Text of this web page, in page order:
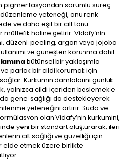
pigmentasyondan sorumlu süreç
yeteneği, onu renk
ve daha eşit bir cilt tonu
haline getirir. Vidafy’nin
düzenli peeling, argan veya jojoba
ve güneşten korunma dahil
bütünsel bir yaklaşımla
parlak bir cildi korumak için
Kurkumin damlalarını günlük
yalnızca cildi içeriden beslemekle
genel sağlığı da destekleyerek
yeteneğini artırır. Suda ve
olan Vidafy’nin kurkumini,
yeni bir standart oluşturarak, ileri
cilt sağlığı ve güzelliği için
elde etmek üzere birlikte